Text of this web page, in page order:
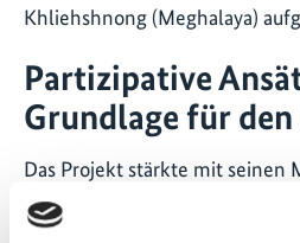
Khliehshnong (Meghalaya)
Partizipative
Grundlage für
Das Projekt stärkte mit seinen
Engagement und die
Bevölkerung für die